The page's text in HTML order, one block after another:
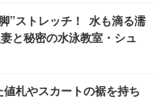
”ストレッチ！ 水も滴る濡
と秘密の水泳教室・シュ
札やスカートの裾を持ち